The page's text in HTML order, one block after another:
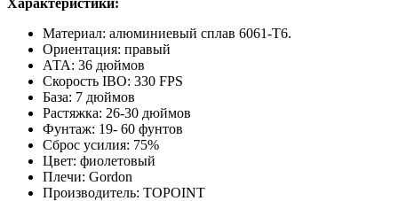
Материал: алюминиевый сплав 6061-T6.
Ориентация: правый
АТА: 36 дюймов
Скорость IBO: 330 FPS
База: 7 дюймов
Растяжка: 26-30 дюймов
Фунтаж: 19- 60 фунтов
Сброс усилия: 75%
Цвет: фиолетовый
Плечи: Gordon
Производитель: TOPOINT